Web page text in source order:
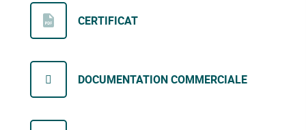
CERTIFICAT
DOCUMENTATION COMMERCIALE